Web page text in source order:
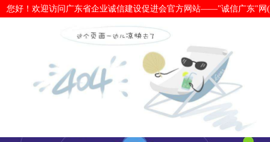
您好！欢迎访问广东省企业诚信建设促进会官方网站——"诚信广东"网
惠企政策——快领！建筑企业精准支